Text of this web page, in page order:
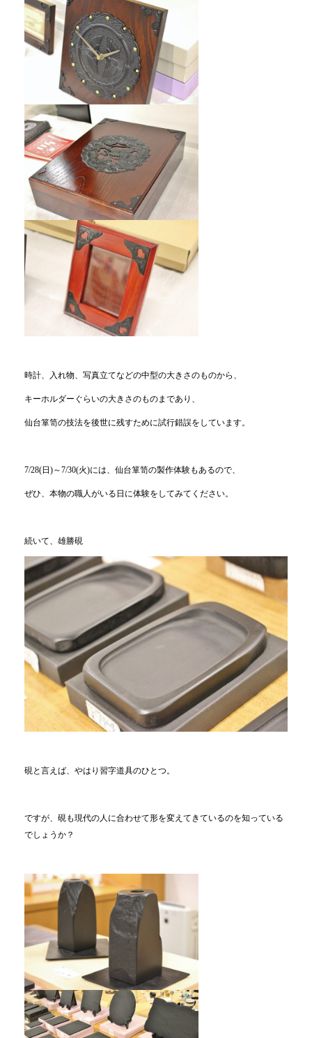
時計、入れ物、写真立てなどの中型の大きさのものから、
キーホルダーぐらいの大きさのものまであり、
仙台箪笥の技法を後世に残すために試行錯誤をしています。
7/28(日)～7/30(火)には、仙台箪笥の製作体験もあるので、
ぜひ、本物の職人がいる日に体験をしてみてください。
続いて、雄勝硯
硯と言えば、やはり習字道具のひとつ。
ですが、硯も現代の人に合わせて形を変えてきているのを知っている
でしょうか？